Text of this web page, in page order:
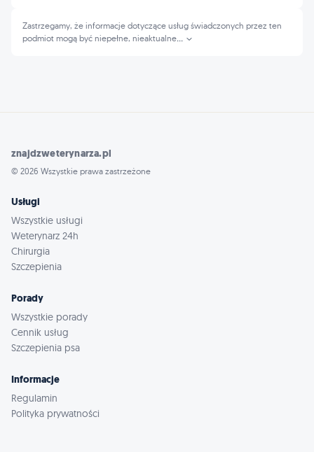
Zastrzegamy, że informacje dotyczące usług świadczonych przez ten
podmiot mogą być niepełne, nieaktualne
znajdzweterynarza.pl
© 2026 Wszystkie prawa zastrzeżone
Usługi
Wszystkie usługi
Weterynarz 24h
Chirurgia
Szczepienia
Porady
Wszystkie porady
Cennik usług
Szczepienia psa
Informacje
Regulamin
Polityka prywatności